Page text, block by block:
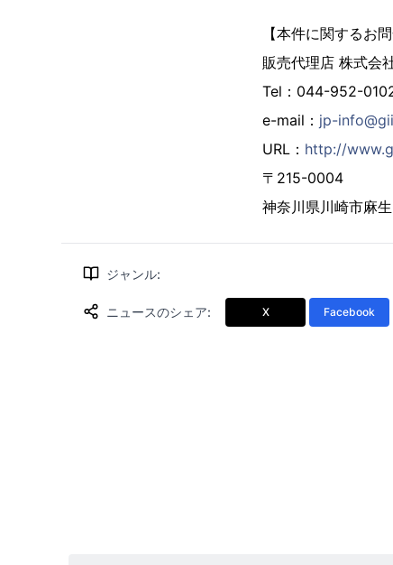
【本件に関するお
販売代理店 株式会
Tel：044-952-
e-mail： jp-
URL： http://
〒215-0004
神奈川県川崎市麻
ジャンル:
ニュースのシェア: X Facebook